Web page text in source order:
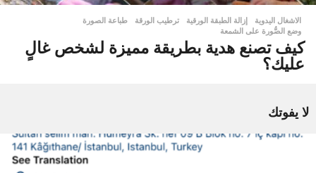
الاشغال اليدوية إزالة الطبقة الورقية ,
ترطيب الورقة ,
طباعة الصورة
وضع الصُّورة على الشمعة
كيف تصنع هدية بطريقة مميزة لشخص غالٍ
عليك؟
لا يفوتك